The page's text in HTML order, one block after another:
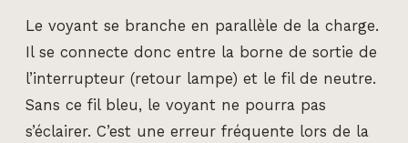
Le voyant se branche en parallèle de la charge.
Il se connecte donc entre la borne de sortie de
l’interrupteur (retour lampe) et le fil de neutre.
Sans ce fil bleu, le voyant ne pourra pas
s’éclairer. C’est une erreur fréquente lors de la